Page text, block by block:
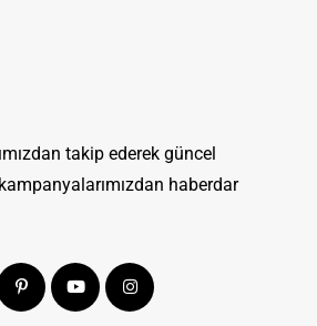
takip ederek güncel
haberdar